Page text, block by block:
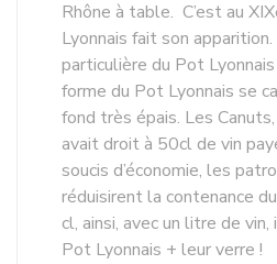
Rhône à table. C’est au
Lyonnais fait son
particulière du Pot
forme du Pot Lyonnais se
fond très épais. Les
avait droit à 50cl de vin
soucis d’économie, les
réduisirent la contenance
cl, ainsi, avec un litre de
Pot Lyonnais + leur verre !